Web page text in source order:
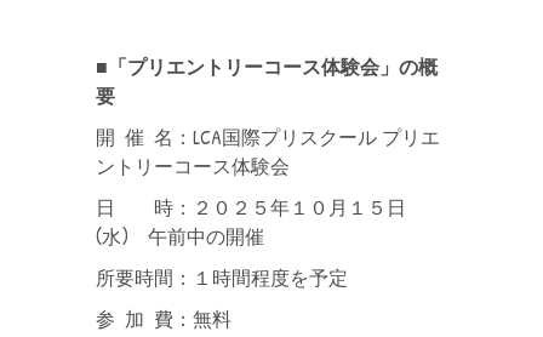
■「プリエントリーコース体験会」の概
要
開 催 名：LCA国際プリスクール プリエ
ントリーコース体験会
日 時：２０２５年１０月１５日
(水) 午前中の開催
所要時間：１時間程度を予定
参 加 費：無料